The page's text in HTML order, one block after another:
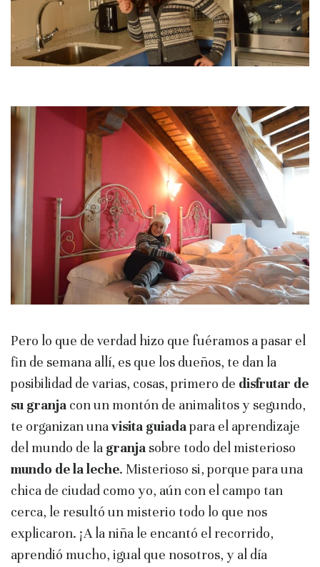
Pero lo que de verdad hizo que fuéramos a pasar el
fin de semana allí, es que los dueños, te dan la
posibilidad de varias, cosas, primero de disfrutar de
su granja con un montón de animalitos y segundo,
te organizan unavisita guiadapara el aprendizaje
del mundo de la granja sobre todo del misterioso
mundo de la leche. Misterioso si, porque para una
chica de ciudad como yo, aún con el campo tan
cerca, le resultó un misterio todo lo que nos
explicaron. ¡A la niña le encantó el recorrido,
aprendió mucho, igual que nosotros, y al día